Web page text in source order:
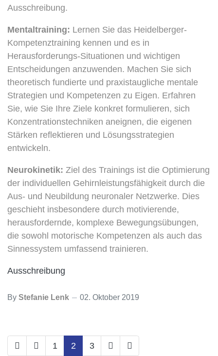
Ausschreibung.
Mentaltraining: Lernen Sie das Heidelberger-
Kompetenztraining kennen und es in
Herausforderungs-Situationen und wichtigen
Entscheidungen anzuwenden. Machen Sie sich
theoretisch fundierte und praxistaugliche mentale
Strategien und Kompetenzen zu Eigen. Erfahren
Sie, wie Sie Ihre Ziele konkret formulieren, sich
Konzentrationstechniken aneignen, die eigenen
Stärken reflektieren und Lösungsstrategien
entwickeln.
Neurokinetik: Ziel des Trainings ist die Optimierung
der individuellen Gehirnleistungsfähigkeit durch die
Aus- und Neubildung neuronaler Netzwerke. Dies
geschieht insbesondere durch motivierende,
herausfordernde, komplexe Bewegungsübungen,
die sowohl motorische Kompetenzen als auch das
Sinnessystem umfassend trainieren.
Ausschreibung
By Stefanie Lenk 02. Oktober 2019
1 2 3